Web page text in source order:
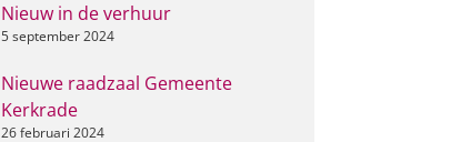
Nieuw in de verhuur
5 september 2024
Nieuwe raadzaal Gemeente
Kerkrade
26 februari 2024